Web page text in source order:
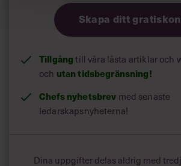
Skapa ditt
Tillgång till våra låsta artiklar och
och utan tidsbegränsning!
Chefs nyhetsbrev med senaste
ledarskapsnyheterna!
Dina uppgifter delas aldrig med